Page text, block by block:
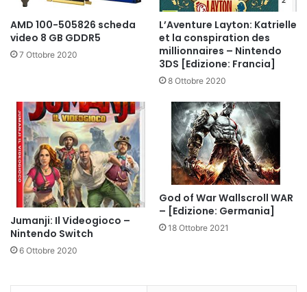
AMD 100-505826 scheda
video 8 GB GDDR5
7 Ottobre 2020
L’Aventure Layton: Katrielle
et la conspiration des
millionnaires – Nintendo
3DS [Edizione: Francia]
8 Ottobre 2020
Jumanji: Il Videogioco –
Nintendo Switch
6 Ottobre 2020
God of War Wallscroll WAR
– [Edizione: Germania]
18 Ottobre 2021